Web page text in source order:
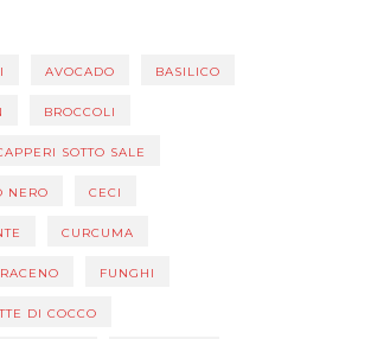
AVOCADO BASILICO
BROCCOLI
SOTTO SALE
NERO CECI
CURCUMA
FUNGHI
DI COCCO